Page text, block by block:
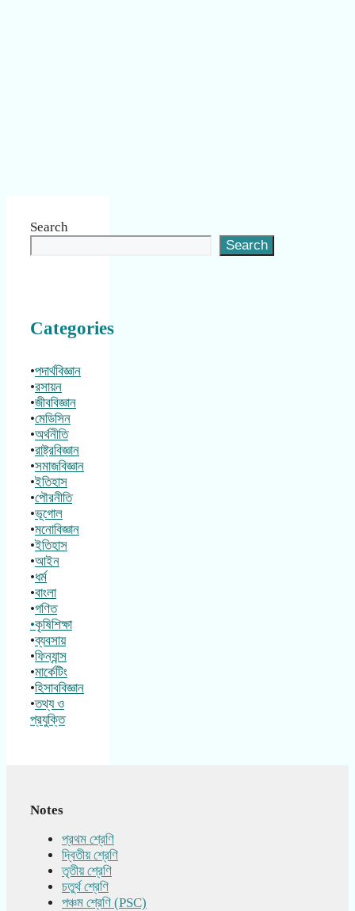
Search
Search
Categories
•পদার্থবিজ্ঞান
•রসায়ন
•জীববিজ্ঞান
•মেডিসিন
•অর্থনীতি
•রাষ্ট্রবিজ্ঞান
•সমাজবিজ্ঞান
•ইতিহাস
•পৌরনীতি
•ভূগোল
•মনোবিজ্ঞান
•ইতিহাস
•আইন
•ধর্ম
•বাংলা
•গণিত
•কৃষিশিক্ষা
•ব্যবসায়
•ফিন্যান্স
•মার্কেটিং
•হিসাববিজ্ঞান
•তথ্য ও
প্রযুক্তি
Notes
প্রথম শ্রেণি
দ্বিতীয় শ্রেণি
তৃতীয় শ্রেণি
চতুর্থ শ্রেণি
পঞ্চম শ্রেণি (PSC)